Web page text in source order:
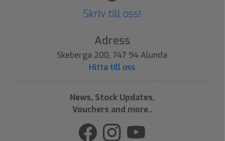
Skriv till oss!
Adress
Skeberga 200, 747 94 Alunda
Hitta till oss
News, Stock Updates,
Vouchers and more..